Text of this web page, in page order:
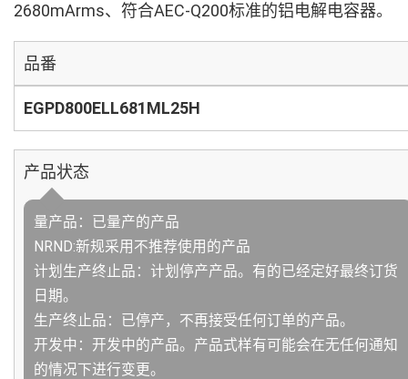
2680mArms、符合AEC-Q200标准的铝电解电容器。
品番
EGPD800ELL681ML25H
产品状态
量产品：已量产的产品
NRND:新规采用不推荐使用的产品
计划生产终止品：计划停产产品。有的已经定好最终订货
日期。
生产终止品：已停产，不再接受任何订单的产品。
开发中：开发中的产品。产品式样有可能会在无任何通知
的情况下进行变更。